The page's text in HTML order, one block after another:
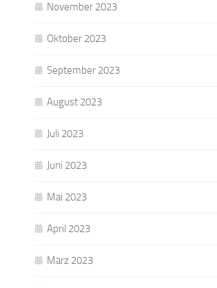
November 2023
Oktober 2023
September 2023
August 2023
Juli 2023
Juni 2023
Mai 2023
April 2023
März 2023